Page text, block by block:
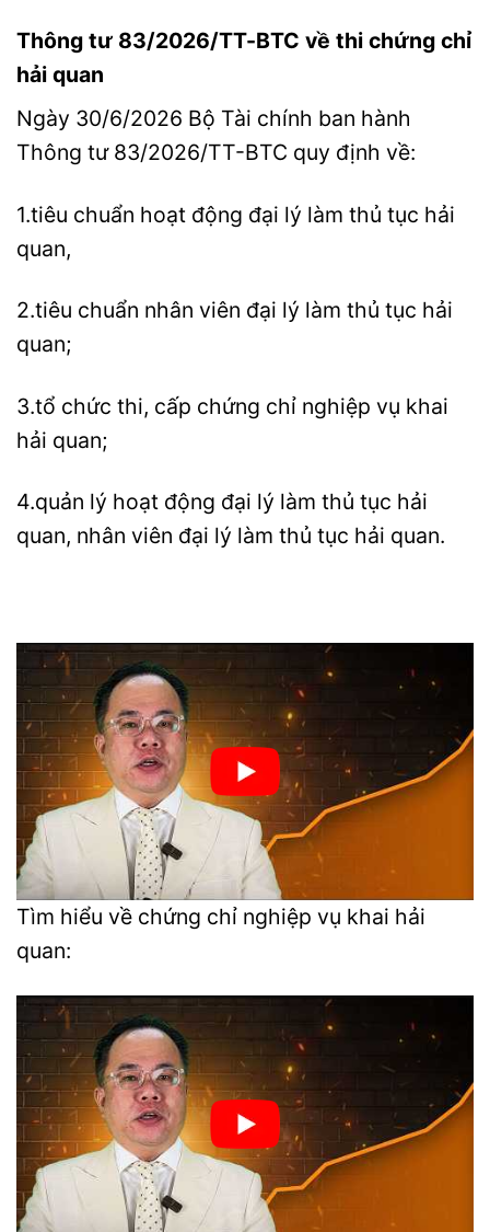
Thông tư 83/2026/TT-BTC về thi chứng chỉ
hải quan
Ngày 30/6/2026 Bộ Tài chính ban hành
Thông tư 83/2026/TT-BTC quy định về:
1.tiêu chuẩn hoạt động đại lý làm thủ tục hải
quan,
2.tiêu chuẩn nhân viên đại lý làm thủ tục hải
quan;
3.tổ chức thi, cấp chứng chỉ nghiệp vụ khai
hải quan;
4.quản lý hoạt động đại lý làm thủ tục hải
quan, nhân viên đại lý làm thủ tục hải quan.
Tìm hiểu về chứng chỉ nghiệp vụ khai hải
quan: